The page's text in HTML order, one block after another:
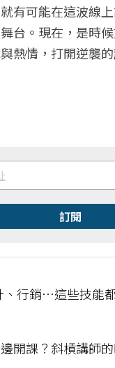
有可能在這波線
台。現在，是時
熱情，打開逆襲的
訂閱
、行銷…這些技能
開課？斜槓講師